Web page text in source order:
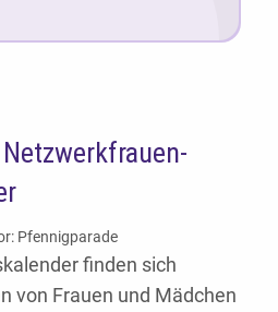
Pfennigparade
finden sich
von Frauen und Mädchen